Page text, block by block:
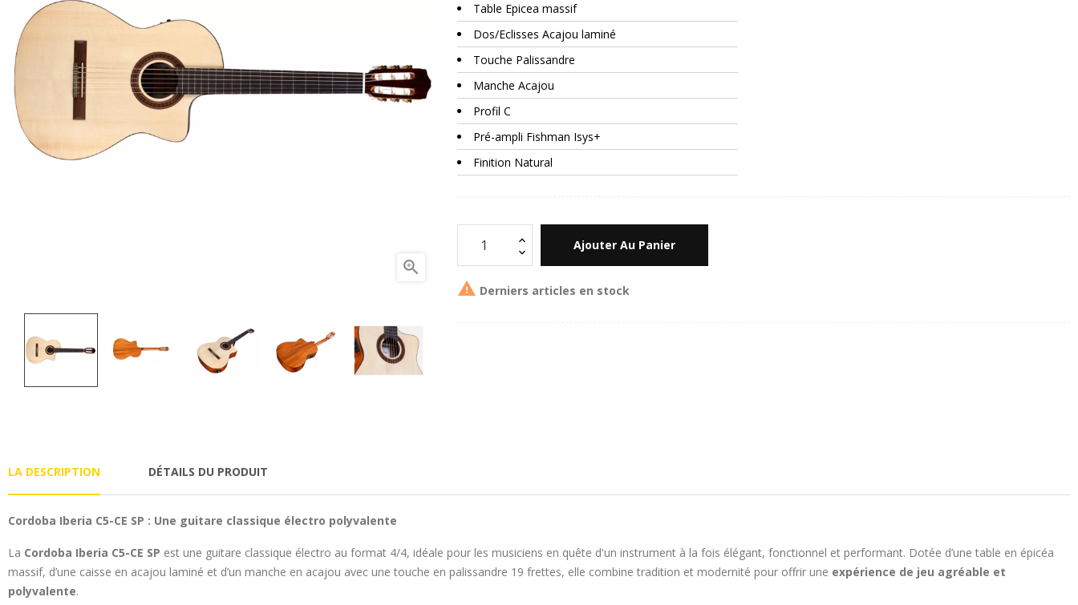

Table Epicea massif
Dos/Eclisses Acajou laminé
Touche Palissandre
Manche Acajou
Profil C
Pré-ampli Fishman Isys+
Finition Natural
Ajouter Au Panier
 Derniers articles en stock
LA DESCRIPTION DÉTAILS DU PRODUIT
Cordoba Iberia C5-CE SP : Une guitare classique électro polyvalente
La Cordoba Iberia C5-CE SP est une guitare classique électro au format 4/4, idéale pour les musiciens en quête d'un instrument à la fois élégant, fonctionnel et performant. Dotée d’une table en épicéa
massif, d’une caisse en acajou laminé et d’un manche en acajou avec une touche en palissandre 19 frettes, elle combine tradition et modernité pour offrir une expérience de jeu agréable et
polyvalente.